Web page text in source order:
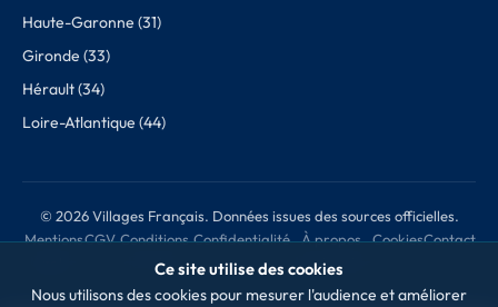
Haute-Garonne (31)
Gironde (33)
Hérault (34)
Loire-Atlantique (44)
© 2026 Villages Français. Données issues des sources officielles.
MentionsCGV Conditions
de retour
Confidentialité
À propos
des données
CookiesContact
Ce site utilise des cookies
Nous utilisons des cookies pour mesurer l'audience et améliorer